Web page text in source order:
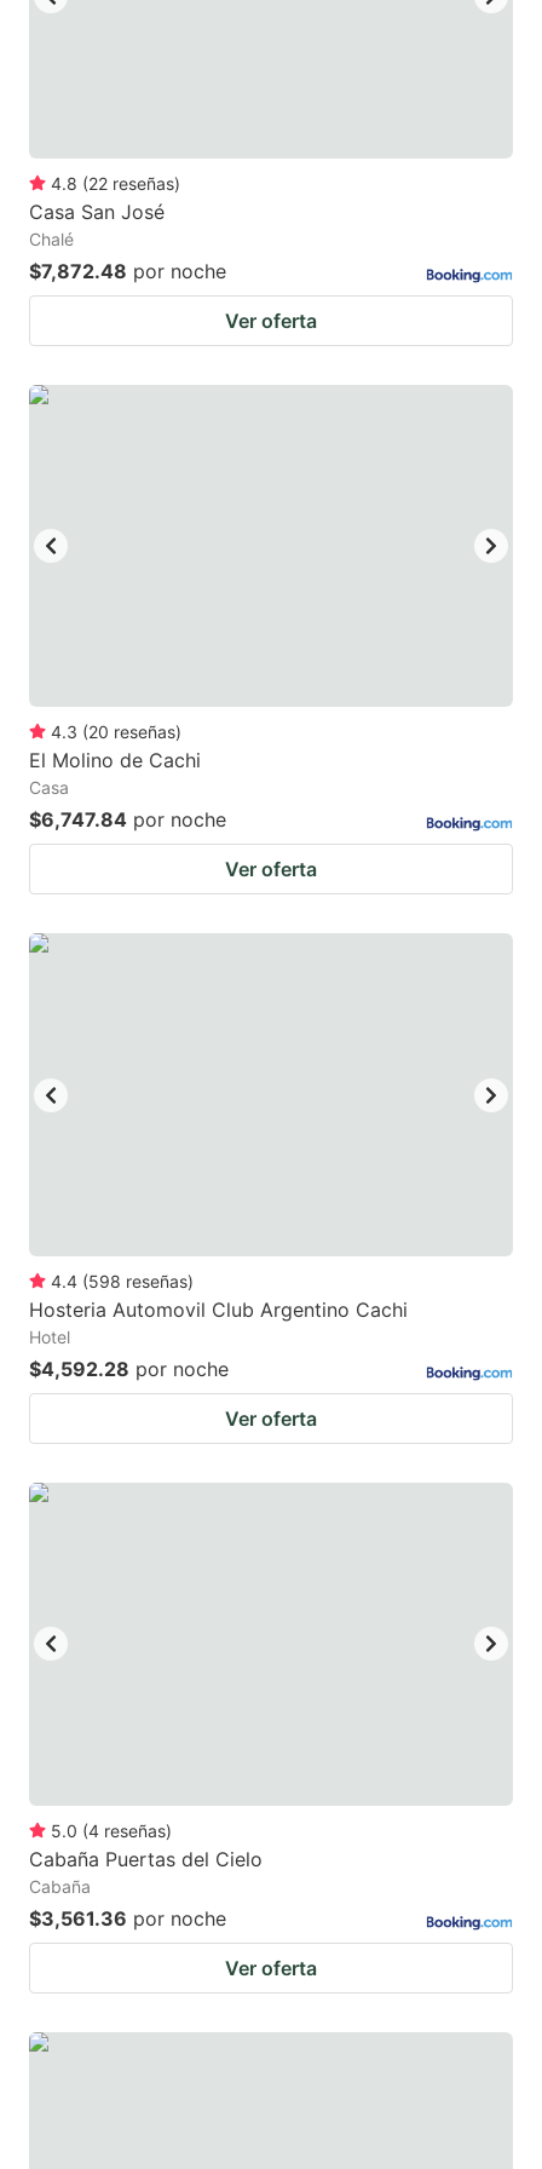
keyboard
shortcuts
for
changing
dates.
keyboard
dates.
4.8 (22 reseñas)
Casa San José
Chalé
$7,872.48 por noche
Ver oferta
4.3 (20 reseñas)
El Molino de Cachi
Casa
$6,747.84 por noche
Ver oferta
4.4 (598 reseñas)
Hosteria Automovil Club Argentino Cachi
Hotel
$4,592.28 por noche
Ver oferta
5.0 (4 reseñas)
Cabaña Puertas del Cielo
Cabaña
$3,561.36 por noche
Ver oferta